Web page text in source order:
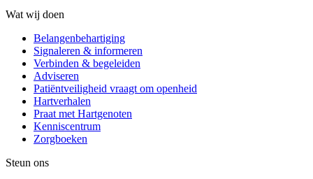
Wat wij doen
Belangenbehartiging
Signaleren & informeren
Verbinden & begeleiden
Adviseren
Patiëntveiligheid vraagt om openheid
Hartverhalen
Praat met Hartgenoten
Kenniscentrum
Zorgboeken
Steun ons